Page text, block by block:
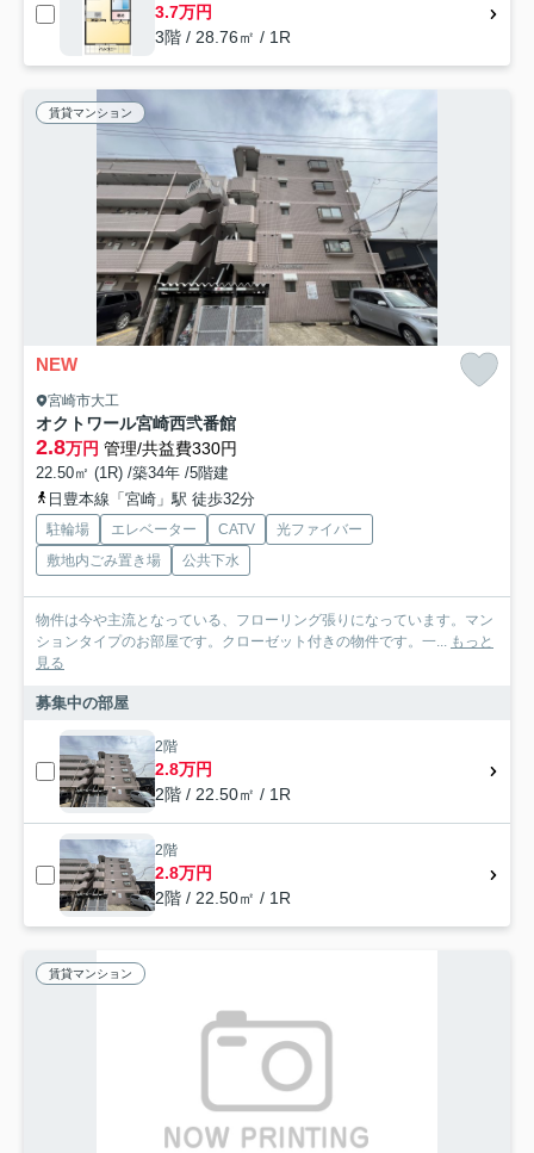
3.7万円
3階 / 28.76㎡ / 1R
賃貸マンション
NEW
宮崎市大工
オクトワール宮崎西弐番館
2.8万円 管理/共益費330円
22.50㎡ (1R) /築34年 /5階建
日豊本線「宮崎」駅 徒歩32分
駐輪場 エレベーター CATV
光ファイバー
敷地内ごみ置き場
公共下水
物件は今や主流となっている、フローリング張りになっています。マン
ションタイプのお部屋です。クローゼット付きの物件です。一... もっと
見る
募集中の部屋
2階
2.8万円
2階 / 22.50㎡ / 1R
2階
2.8万円
2階 / 22.50㎡ / 1R
賃貸マンション